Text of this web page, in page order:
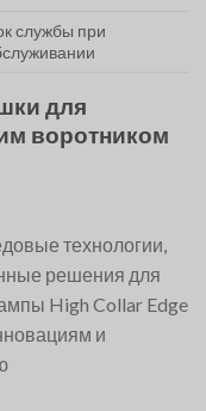
службы при
для
воротником
технологии,
решения для
High Collar Edge
и